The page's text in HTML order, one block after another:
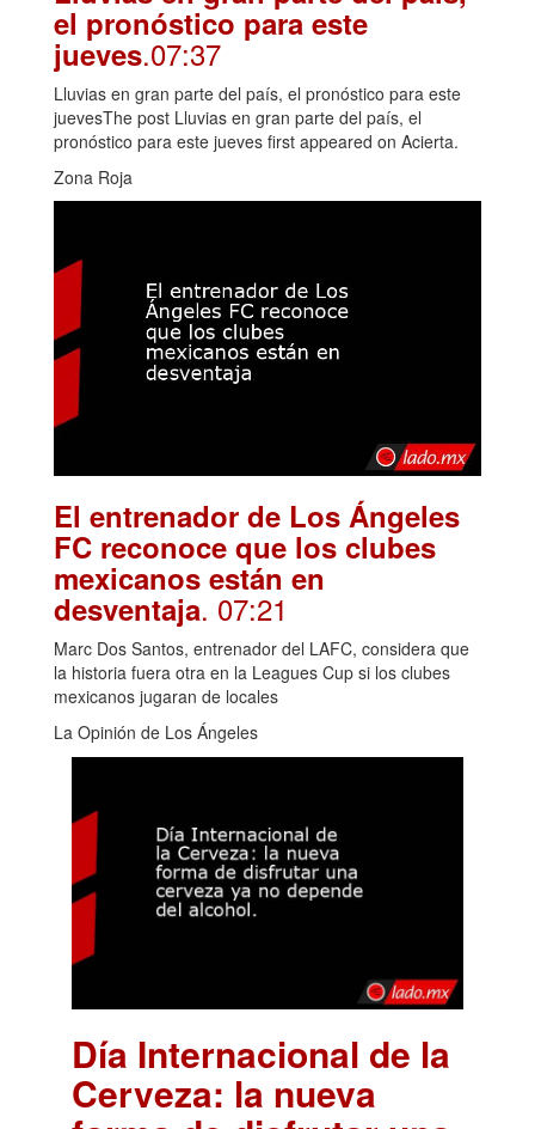
el pronóstico para este
jueves.07:37
Lluvias en gran parte del país, el pronóstico para este
juevesThe post Lluvias en gran parte del país, el
pronóstico para este jueves first appeared on Acierta.
Zona Roja
El entrenador de Los Ángeles
FC reconoce que los clubes
mexicanos están en
desventaja. 07:21
Marc Dos Santos, entrenador del LAFC, considera que
la historia fuera otra en la Leagues Cup si los clubes
mexicanos jugaran de locales
La Opinión de Los Ángeles
Día Internacional de la
Cerveza: la nueva